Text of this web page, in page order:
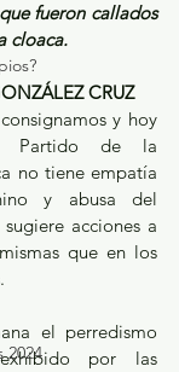
2024
fueron callados
cloaca.
CRUZ
y hoy
Partido de la
no tiene empatía
y abusa del
acciones a
que en los
el perredismo
por las